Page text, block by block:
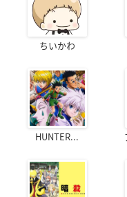
ちいかわ
HUNTER...